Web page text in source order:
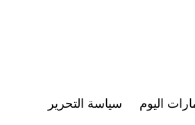
اليوم سياسة التحرير